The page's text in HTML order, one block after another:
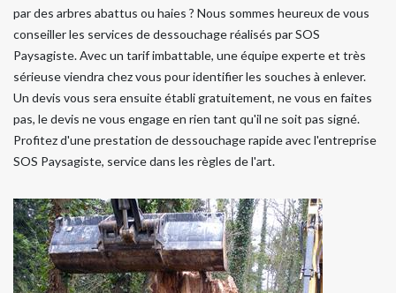
par des arbres abattus ou haies ? Nous sommes heureux de vous
conseiller les services de dessouchage réalisés par SOS
Paysagiste. Avec un tarif imbattable, une équipe experte et très
sérieuse viendra chez vous pour identifier les souches à enlever.
Un devis vous sera ensuite établi gratuitement, ne vous en faites
pas, le devis ne vous engage en rien tant qu'il ne soit pas signé.
Profitez d'une prestation de dessouchage rapide avec l'entreprise
SOS Paysagiste, service dans les règles de l'art.